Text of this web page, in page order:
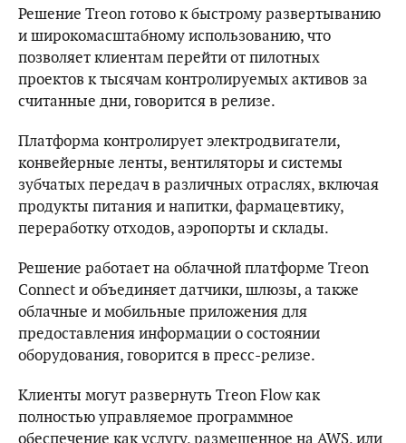
Решение Treon готово к быстрому развертыванию
и широкомасштабному использованию, что
позволяет клиентам перейти от пилотных
проектов к тысячам контролируемых активов за
считанные дни, говорится в релизе.
Платформа контролирует электродвигатели,
конвейерные ленты, вентиляторы и системы
зубчатых передач в различных отраслях, включая
продукты питания и напитки, фармацевтику,
переработку отходов, аэропорты и склады.
Решение работает на облачной платформе Treon
Connect и объединяет датчики, шлюзы, а также
облачные и мобильные приложения для
предоставления информации о состоянии
оборудования, говорится в пресс-релизе.
Клиенты могут развернуть Treon Flow как
полностью управляемое программное
обеспечение как услугу, размещенное на AWS, или